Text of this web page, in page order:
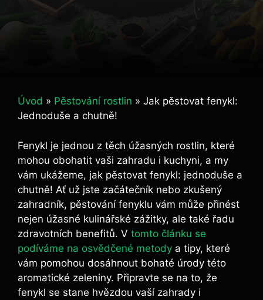
Úvod » Pěstování rostlin » Jak pěstovat fenykl:
Jednoduše a chutně!
Fenykl je jednou z těch úžasných rostlin, které
mohou obohatit vaši zahradu i kuchyni, a my
vám ukážeme, jak pěstovat fenykl: jednoduše a
chutně! Ať už jste začátečník nebo zkušený
zahradník, pěstování fenyklu vám může přinést
nejen úžasné kulinářské zážitky, ale také řadu
zdravotních benefitů. V tomto článku se
podíváme na osvědčené metody a tipy, které
vám pomohou dosáhnout bohaté úrody této
aromatické zeleniny. Připravte se na to, že
fenykl se stane hvězdou vaší zahrady i